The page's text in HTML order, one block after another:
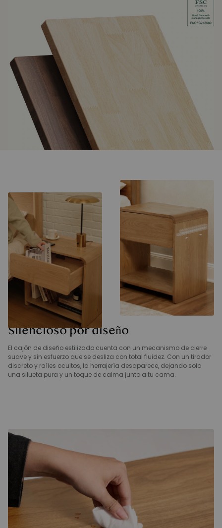
Silencioso por diseño
El cajón de diseño estilizado cuenta con un mecanismo de cierre
suave y sin esfuerzo que se desliza con total fluidez. Con un tirador
discreto y raíles ocultos, la herrajería desaparece, dejando solo
una silueta pura y un toque de calma junto a tu cama.